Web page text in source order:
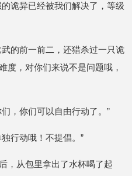
诡异已经被我们解决了，等级
的前一前二，还猎杀过一只诡
度，对你们来说不是问题哦，
，你们可以自由行动了。”
行动哦！不提倡。”
，从包里拿出了水杯喝了起